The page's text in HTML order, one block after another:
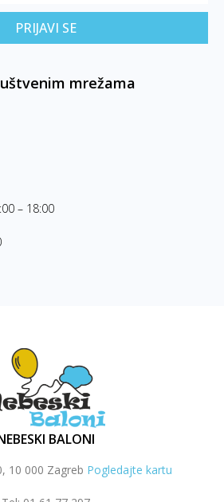
PRIJAVI SE
mrežama
– 18:00
BALONI
10 000 Zagreb Pogledajte kartu